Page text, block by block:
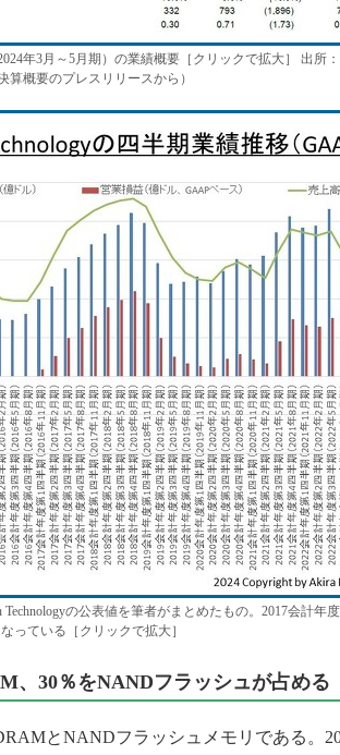
年3月～5月期）の業績概要［クリックで拡大］ 出所：
算概要のプレスリリースから）
の公表値を筆者がまとめたもの。2017会計年
っている［クリックで拡大］
、30％をNANDフラッシュが占める
とNANDフラッシュメモリである。